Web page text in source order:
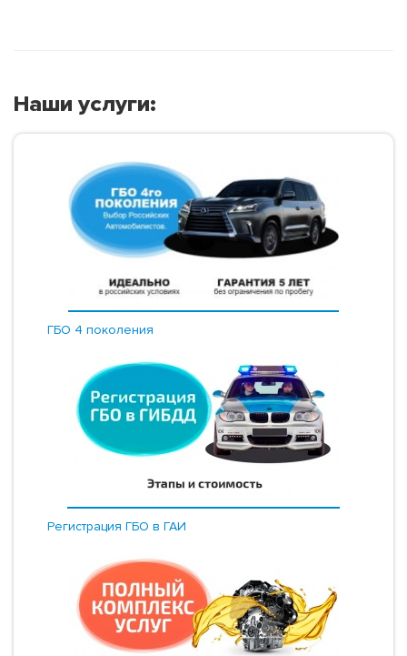
Наши услуги:
ГБО 4 поколения
Регистрация ГБО в ГАИ